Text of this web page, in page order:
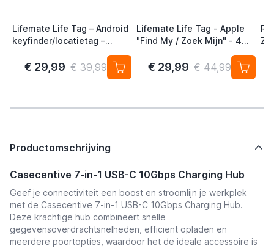
Lifemate Life Tag – Android
keyfinder/locatietag –
Android/Google Find My
Device – 4-pack
€ 29,99 € 39,99
Lifemate Life Tag - Apple
"Find My / Zoek Mijn" - 4
Pack - AirTag Alternatief
€ 29,99 € 44,99
Productomschrijving
Casecentive 7-in-1 USB-C 10Gbps Charging Hub
Geef je connectiviteit een boost en stroomlijn je werkplek
met de Casecentive 7-in-1 USB-C 10Gbps Charging Hub.
Deze krachtige hub combineert snelle
gegevensoverdrachtsnelheden, efficiënt opladen en
meerdere poortopties, waardoor het de ideale accessoire is